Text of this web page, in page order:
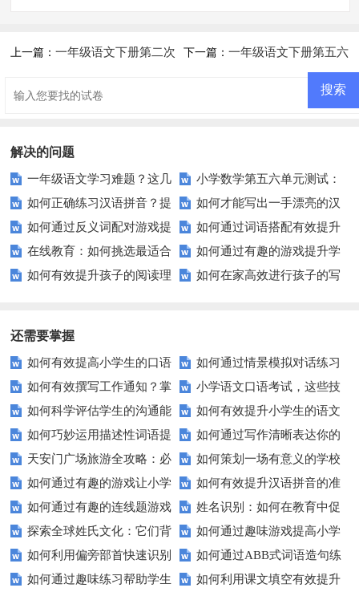
上一篇：一年级语文下册第二次 下一篇： 一年级语文下册第五六
解决的问题
一年级语文学习难题？这几
个方法让你的孩子爱上语文！
小学数学第五六单元测试：
高效复习与测试技巧全解
如何正确练习汉语拼音？提
升发音清晰度的小秘诀
如何才能写出一手漂亮的汉
字？这些技巧你不可不知！
如何通过反义词配对游戏提
高小学生的语言能力？
如何通过词语搭配有效提升
英语写作和口语表达？
在线教育：如何挑选最适合
你的课程？
如何通过有趣的游戏提升学
生的句子排序能力？
如何有效提升孩子的阅读理
如何在家高效进行孩子的写
还需要掌握
如何有效提高小学生的口语
交际测试成绩？
如何通过情景模拟对话练习
提高你的沟通能力？
如何有效撰写工作通知？掌
握这些技巧让你的通知更专业！
小学语文口语考试，这些技
巧让孩子自信应考？
如何科学评估学生的沟通能
力？
如何有效提升小学生的语文
拼写能力？
如何巧妙运用描述性词语提
升教育效果？
如何通过写作清晰表达你的
愿望？
天安门广场旅游全攻略：必
看的历史与文化景点
如何策划一场有意义的学校
升旗仪式？
如何通过有趣的游戏让小学
生轻松掌握常见姓氏？
如何有效提升汉语拼音的准
确性和流利度？这里有妙招！
如何通过有趣的连线题游戏
提升孩子的逻辑思维能力？
姓名识别：如何在教育中促
进个性化学习？
探索全球姓氏文化：它们背
后隐藏的故事？
如何通过趣味游戏提高小学
生的拼音水平？
如何利用偏旁部首快速识别
汉字？
如何通过ABB式词语造句练
习提高孩子的语言表达能力？
如何通过趣味练习帮助学生
如何利用课文填空有效提升